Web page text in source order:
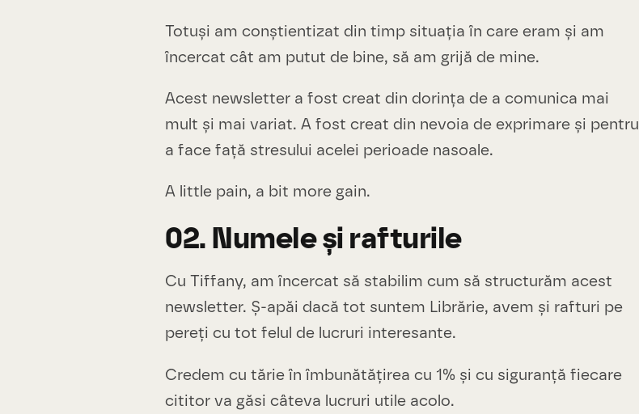
Totuși am conștientizat din timp situația în care eram și am
încercat cât am putut de bine, să am grijă de mine.
Acest newsletter a fost creat din dorința de a comunica mai
mult și mai variat. A fost creat din nevoia de exprimare și pentru
a face față stresului acelei perioade nasoale.
A little pain, a bit more gain.
02. Numele și rafturile
Cu Tiffany, am încercat să stabilim cum să structurăm acest
newsletter. Ș-apăi dacă tot suntem Librărie, avem și rafturi pe
pereți cu tot felul de lucruri interesante.
Credem cu tărie în îmbunătățirea cu 1% și cu siguranță fiecare
cititor va găsi câteva lucruri utile acolo.